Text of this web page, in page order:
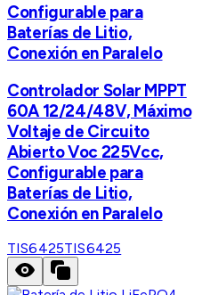
Configurable para
Baterías de Litio,
Conexión en Paralelo
Controlador Solar MPPT
60A 12/24/48V, Máximo
Voltaje de Circuito
Abierto Voc 225Vcc,
Configurable para
Baterías de Litio,
Conexión en Paralelo
TIS6425TIS6425